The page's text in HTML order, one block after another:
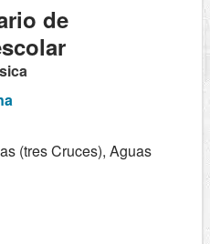
de
(tres Cruces), Aguas